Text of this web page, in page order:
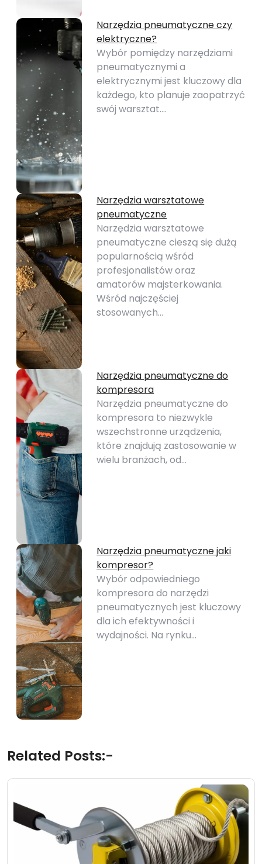
Narzędzia pneumatyczne czy
elektryczne?
Wybór pomiędzy narzędziami
pneumatycznymi a
elektrycznymi jest kluczowy dla
każdego, kto planuje zaopatrzyć
swój warsztat.…
Narzędzia warsztatowe
pneumatyczne
Narzędzia warsztatowe
pneumatyczne cieszą się dużą
popularnością wśród
profesjonalistów oraz
amatorów majsterkowania.
Wśród najczęściej
stosowanych…
Narzędzia pneumatyczne do
kompresora
Narzędzia pneumatyczne do
kompresora to niezwykle
wszechstronne urządzenia,
które znajdują zastosowanie w
wielu branżach, od…
Narzędzia pneumatyczne jaki
kompresor?
Wybór odpowiedniego
kompresora do narzędzi
pneumatycznych jest kluczowy
dla ich efektywności i
wydajności. Na rynku…
Related Posts:-